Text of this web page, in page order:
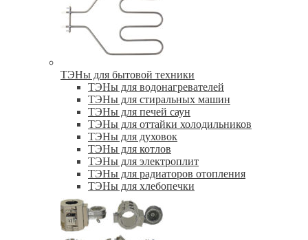
ТЭНы для бытовой техники
ТЭНы для водонагревателей
ТЭНы для стиральных машин
ТЭНы для печей саун
ТЭНы для оттайки холодильников
ТЭНы для духовок
ТЭНы для котлов
ТЭНы для электроплит
ТЭНы для радиаторов отопления
ТЭНы для хлебопечки